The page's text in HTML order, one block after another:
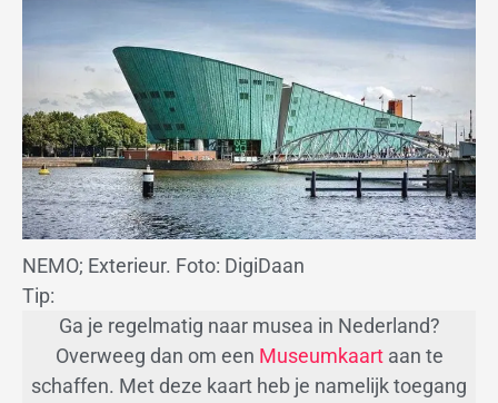
NEMO; Exterieur. Foto: DigiDaan
Tip:
Ga je regelmatig naar musea in Nederland?
Overweeg dan om een Museumkaartaan te
schaffen. Met deze kaart heb je namelijk toegang